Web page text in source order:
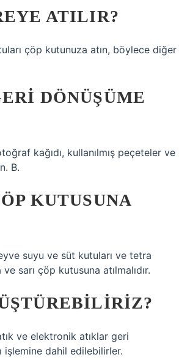
ATILIR?
çöp kutunuza atın, böylece diğer
DÖNÜŞÜME
kağıdı, kullanılmış peçeteler ve
B.
KUTUSUNA
suyu ve süt kutuları ve tetra
sarı çöp kutusuna atılmalıdır.
ve elektronik atıklar geri
dahil edilebilirler.